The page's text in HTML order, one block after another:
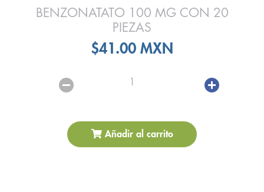
BENZONATATO 100 MG CON 20
PIEZAS
$41.00 MXN
1
Añadir al carrito